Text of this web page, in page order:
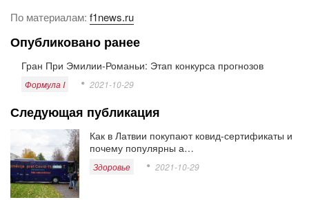
По материалам: f1news.ru
Опубликовано ранее
Гран При Эмилии-Романьи: Этап конкурса прогнозов
Формула I 2021-10-29
Следующая публикация
Как в Латвии покупают ковид-сертификаты и
почему популярны а…
Здоровье 2021-10-29